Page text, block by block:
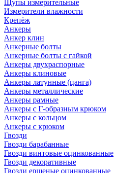
Щупы измерительные
Измерители влажности
Крепёж
Анкеры
Анкер клин
Анкерные болты
Анкерные болты с гайкой
Анкеры двухраспорные
Анкеры клиновые
Анкеры латунные (цанга)
Анкеры металлические
Анкеры рамные
Анкеры с Г-образным крюком
Анкеры с кольцом
Анкеры с крюком
Гвозди
Гвозди барабанные
Гвозди винтовые оцинкованные
Гвозди декоративные
Гвозди ершеные оцинкованные